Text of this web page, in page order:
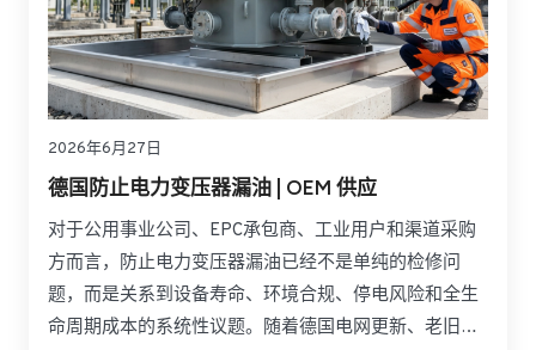
2026年6月27日
德国防止电力变压器漏油 | OEM 供应
对于公用事业公司、EPC承包商、工业用户和渠道采购
方而言，防止电力变压器漏油已经不是单纯的检修问
题，而是关系到设备寿命、环境合规、停电风险和全生
命周期成本的系统性议题。随着德国电网更新、老旧变